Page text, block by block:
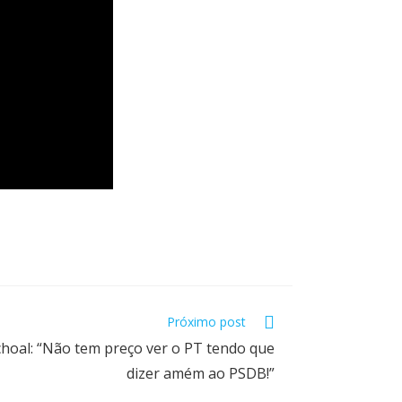
Próximo post
“Não tem preço ver o PT tendo que
dizer amém ao PSDB!”